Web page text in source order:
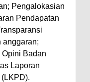
Pengalokasian
Pendapatan
anggaran;
Badan
Laporan